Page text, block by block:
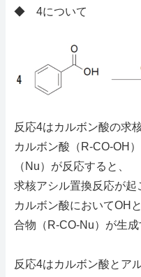
◆ 4について
反応4はカルボン酸の求
カルボン酸（R-CO-OH
（Nu）が反応すると、
求核アシル置換反応が起
カルボン酸においてOH
合物（R-CO-Nu）が生成
反応4はカルボン酸とア